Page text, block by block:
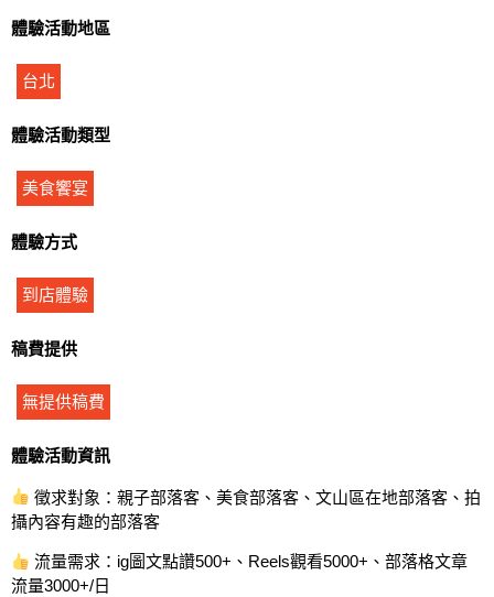
體驗活動地區
台北
體驗活動類型
美食饗宴
體驗方式
到店體驗
稿費提供
無提供稿費
體驗活動資訊
徵求對象：親子部落客、美食部落客、文山區在地部落客、拍
攝內容有趣的部落客
流量需求：ig圖文點讚500+、Reels觀看5000+、部落格文章
流量3000+/日